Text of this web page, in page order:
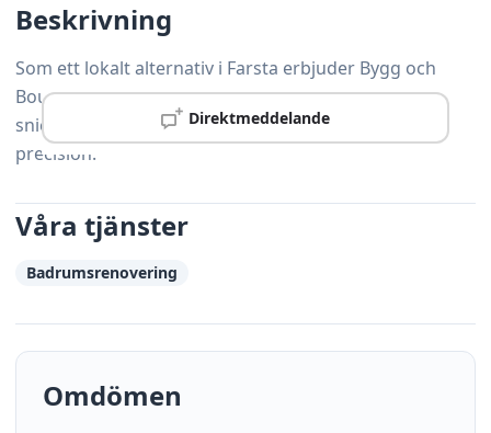
Direktmeddelande
Beskrivning
Som ett lokalt alternativ i Farsta erbjuder Bygg och
Boutveckling i Stockholm AB professionell
snickeriservice med personlig service och hög
precision.
Våra tjänster
Badrumsrenovering
Omdömen